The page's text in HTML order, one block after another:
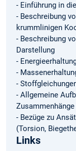
- Einführung in
- Beschreibung
krummlinigen
- Beschreibung
Darstellung
-
-
-
- Allgemeine
- Bezüge zu
(Torsion,
Links